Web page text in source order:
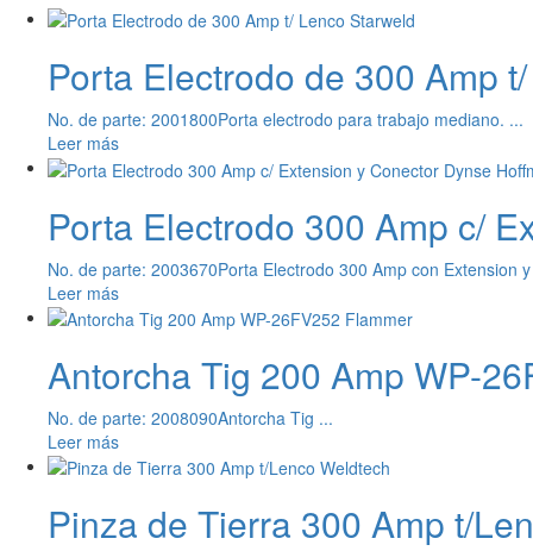
Porta Electrodo de 300 Amp
No. de parte: 2001800Porta electrodo para trabajo mediano. ...
Leer más
Porta Electrodo 300 Amp c/
No. de parte: 2003670Porta Electrodo 300 Amp con Extension
Leer más
Antorcha Tig 200 Amp WP-
No. de parte: 2008090Antorcha Tig ...
Leer más
Pinza de Tierra 300 Amp t/